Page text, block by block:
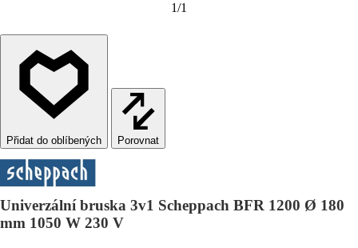
1/1
Porovnat
Univerzální bruska 3v1 Scheppach BFR 1200 Ø 180
mm 1050 W 230 V